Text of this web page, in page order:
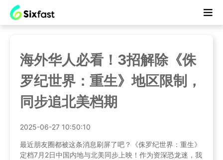
海外华人必看！3招解除《侏
罗纪世界：重生》地区限制，
同步追北美档期
2025-06-27 10:50:10
最近朋友圈都被这条消息刷屏了吧？《侏罗纪世界：重生》
定档7月2日中国内地与北美同步上映！作为资深恐龙迷，我